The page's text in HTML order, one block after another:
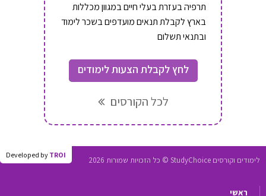
תרפיה בעזרת בעלי חיים במגוון מכללות
בארץ לקבלת תנאים מועדפים בשכר לימוד
ובתנאי תשלום
לחץ לקבלת הצעות לימודים
לכל הקורסים
Developed by TROI
לימודים וקורסים StudyChoice © כל הזכויות שמורות 2026
ראשי